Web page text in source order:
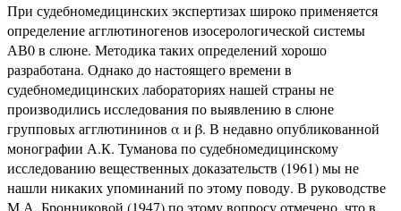
При судебномедицинских экспертизах широко применяется
определение агглютиногенов изосерологической системы
АВ0 в слюне. Методика таких определений хорошо
разработана. Однако до настоящего времени в
судебномедицинских лабораториях нашей страны не
производились исследования по выявлению в слюне
групповых агглютининов α и β. В недавно опубликованной
монографии А.К. Туманова по судебномедицинскому
исследованию вещественных доказательств (1961) мы не
нашли никаких упоминаний по этому поводу. В руководстве
М.А. Бронниковой (1947) по этому вопросу отмечено, что в